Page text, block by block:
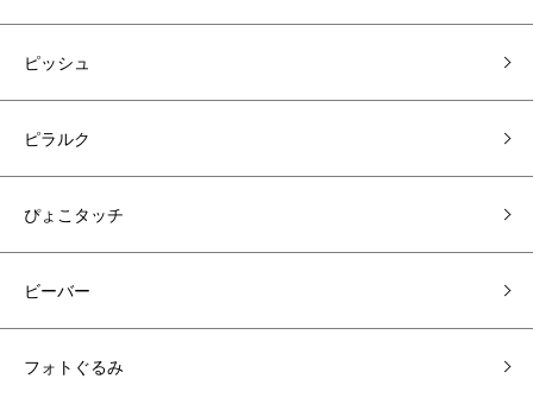
ピッシュ
ピラルク
ぴょこタッチ
ビーバー
フォトぐるみ